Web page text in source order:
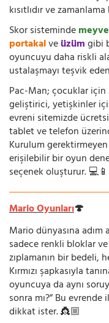
kısıtlıdır ve
Skor sisteminde
portakalveüzümgibi
oyuncuyu daha riskli
ustalaşmayı teşvik
Pac-Man; çocuklar için
geliştirici, yetişkinler
evreni sitemizde
tablet ve telefon
Kurulum
erişilebilir bir oyun
seçenek oluşturur.
Mario Oyunları🍄
Mario dünyasına
sadece renkli bloklar
zıplamanın bir bedeli,
Kırmızı şapkasıyla
oyuncuya da aynı
sonra mı?” Bu
dikkat ister. 👸🏼